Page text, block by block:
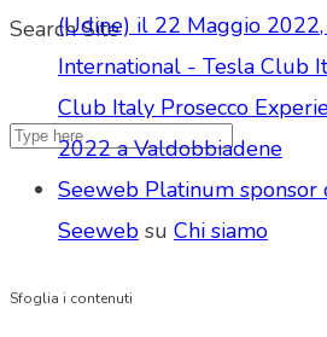
Search Site
(Udine) il 22 Maggio
International - Tesla Club
Club Italy Prosecco
2022 a Valdobbiadene
Seeweb Platinum sponsor
Seeweb su Chi siamo
Sfoglia i contenuti